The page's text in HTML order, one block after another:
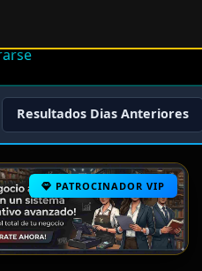
Resultados Dias Anteriores
PATROCINADOR VIP